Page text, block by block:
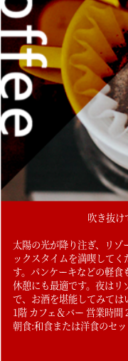
吹き抜け
太陽の光が降り注ぎ、リゾ
ックスタイムを満喫して
す。パンケーキなどの軽
休憩にも最適です。夜は
で、お酒を堪能してみては
1階 カフェ＆バー 営業時間
朝食:和食または洋食のセ